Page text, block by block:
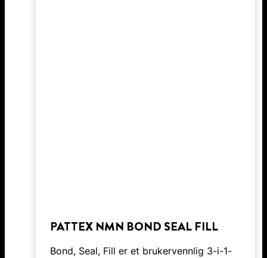
PATTEX NMN BOND SEAL FILL
Bond, Seal, Fill er et brukervennlig 3-i-1-